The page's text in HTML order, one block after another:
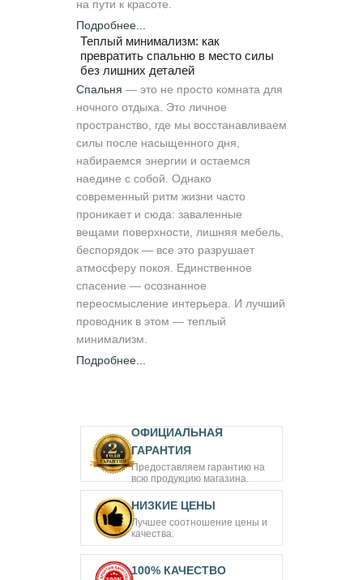
на пути к красоте.
Подробнее...
Теплый минимализм: как
превратить спальню в место силы
без лишних деталей
Спальня — это не просто комната для
ночного отдыха. Это личное
пространство, где мы восстанавливаем
силы после насыщенного дня,
набираемся энергии и остаемся
наедине с собой. Однако
современный ритм жизни часто
проникает и сюда: заваленные
вещами поверхности, лишняя мебель,
беспорядок — все это разрушает
атмосферу покоя. Единственное
спасение — осознанное
переосмысление интерьера. И лучший
проводник в этом — теплый
минимализм.
Подробнее...
ОФИЦИАЛЬНАЯ
ГАРАНТИЯ
Предоставляем гарантию на
всю продукцию магазина.
НИЗКИЕ ЦЕНЫ
Лучшее соотношение цены и
качества.
100% КАЧЕСТВО